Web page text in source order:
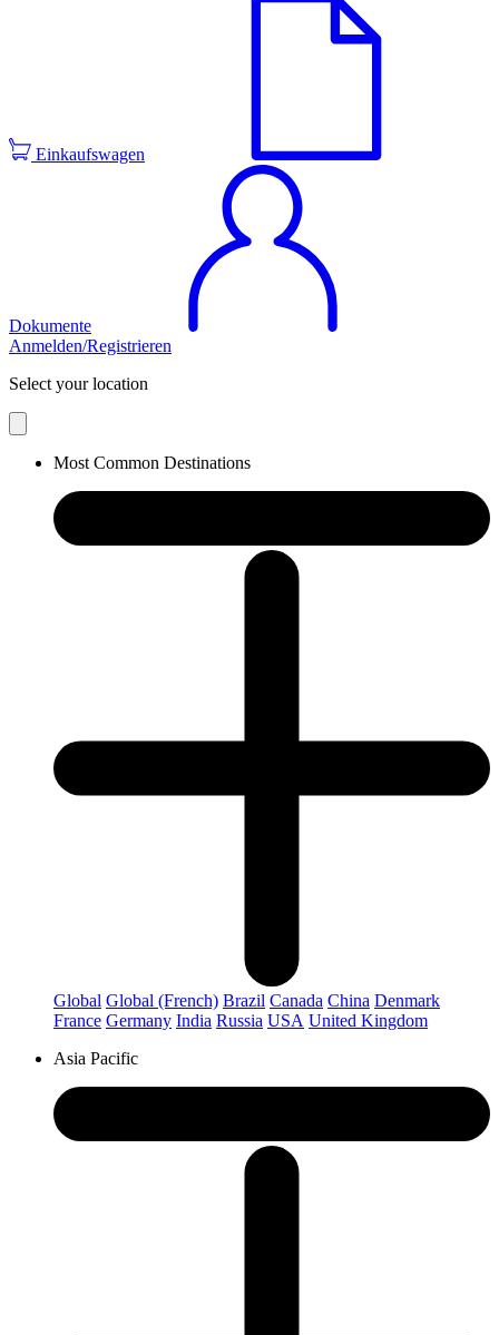
Einkaufswagen
Dokumente
Anmelden/Registrieren
Select your location
Most Common Destinations
Global Global (French) Brazil Canada China Denmark
France Germany India Russia USA United Kingdom
Asia Pacific